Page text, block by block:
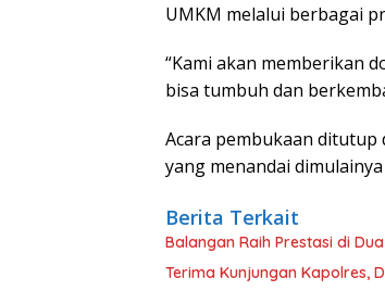
UMKM melalui berbagai
“Kami akan memberikan
bisa tumbuh dan
Acara pembukaan ditutup
yang menandai
Berita Terkait
Balangan Raih Prestasi di
Terima Kunjungan Kapolres,